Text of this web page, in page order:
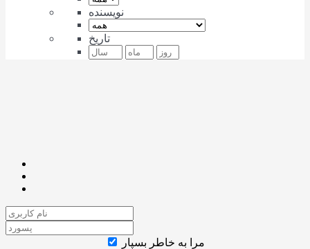
نویسنده
تاریخ
مرا به خاطر بسپار